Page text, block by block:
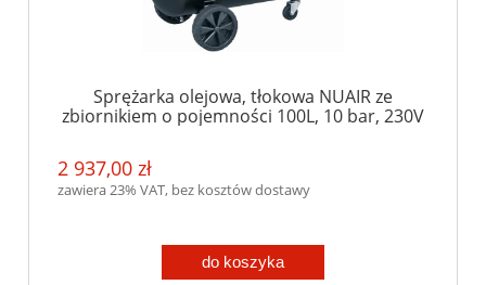
Sprężarka olejowa, tłokowa NUAIR ze
zbiornikiem o pojemności 100L, 10 bar, 230V
2 937,00 zł
zawiera 23% VAT, bez kosztów dostawy
do koszyka